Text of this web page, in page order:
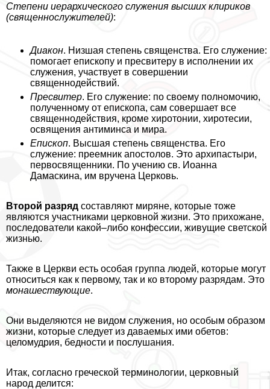
Степени иерархического служения высших клириков
(священнослужителей):
Диакон. Низшая степень священства. Его служение:
помогает епископу и пресвитеру в исполнении их
служения, участвует в совершении
священнодействий.
Пресвитер. Его служение: по своему полномочию,
полученному от епископа, сам совершает все
священнодействия, кроме хиротонии, хиротесии,
освящения антиминса и мира.
Епископ. Высшая степень священства. Его
служение: преемник апостолов. Это архипастыри,
первосвященники. По учению св. Иоанна
Дамаскина, им вручена Церковь.
Второй разряд составляют миряне, которые тоже
являются участниками церковной жизни. Это прихожане,
последователи какой–либо конфессии, живущие светской
жизнью.
Также в Церкви есть особая группа людей, которые могут
относиться как к первому, так и ко второму разрядам. Это
монашествующие.
Они выделяются не видом служения, но особым образом
жизни, которые следует из даваемых ими обетов:
целомудрия, бедности и послушания.
Итак, согласно греческой терминологии, церковный
народ делится: